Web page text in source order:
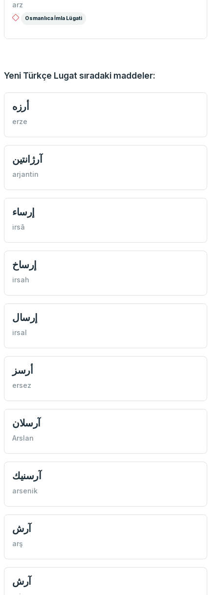
arz
Osmanlıca İmla Lügati
Yeni Türkçe Lugat sıradaki maddeler:
أرزه
erze
آرژانتین
arjantin
إرساء
irsâ
إرساخ
irsah
إرسال
irsal
أرسز
ersez
آرسلان
Arslan
آرسنيك
arsenik
آرش
arş
آرش